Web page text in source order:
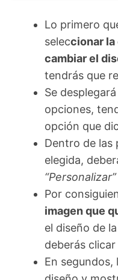
Lo primero
seleccionar la
cambiar el
tendrás que
Se
opciones,
opción que
Dentro de las
elegida,
“Personalizar”
Por
imagen que
el diseño de
deberás
En segundos,